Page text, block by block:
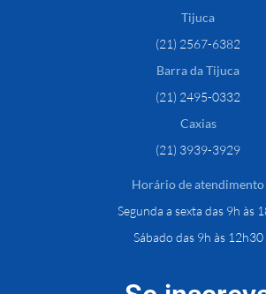
Tijuca
(21) 2567-6382
Barra da Tijuca
(21) 2495-0332
Caxias
(21) 3939-3929
Horário de atendimento
Segunda a sexta das 9h às
Sábado das 9h às 12h30